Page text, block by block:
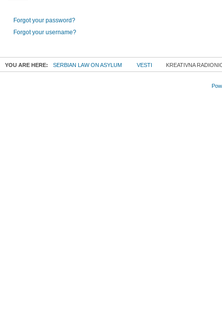
Forgot your password?
Forgot your username?
YOU ARE HERE: SERBIAN LAW ON ASYLUM VESTI KREATIVNA